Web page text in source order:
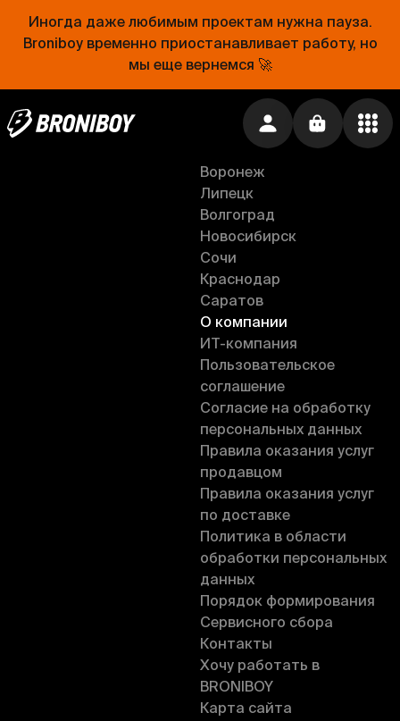
Иногда даже любимым проектам нужна пауза.
Broniboy временно приостанавливает работу, но
мы еще вернемся 🚀
Рублевский
Кусай эклер
Магазин для Кондитера
Крем
Ru
Москва
Тверь
Нижний Новгород
Самара
Рязань
Ростов-на-Дону
Воронеж
Липецк
Волгоград
Новосибирск
Сочи
Краснодар
Саратов
О компании
ИT-компания
Пользовательское
соглашение
Согласие на обработку
персональных данных
Правила оказания услуг
продавцом
Правила оказания услуг
по доставке
Политика в области
обработки персональных
данных
Порядок формирования
Сервисного сбора
Контакты
Хочу работать в
BRONIBOY
Карта сайта